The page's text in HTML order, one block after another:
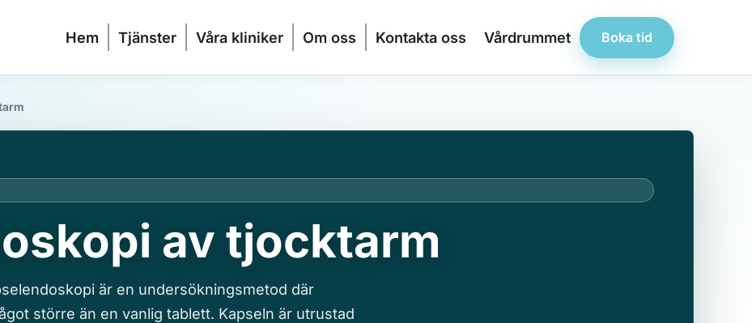
Hem Tjänster Våra kliniker Om oss Kontakta oss Vårdrummet Boka tid
av tjocktarm
är en undersökningsmetod där
större än en vanlig tablett. Kapseln är utrustad